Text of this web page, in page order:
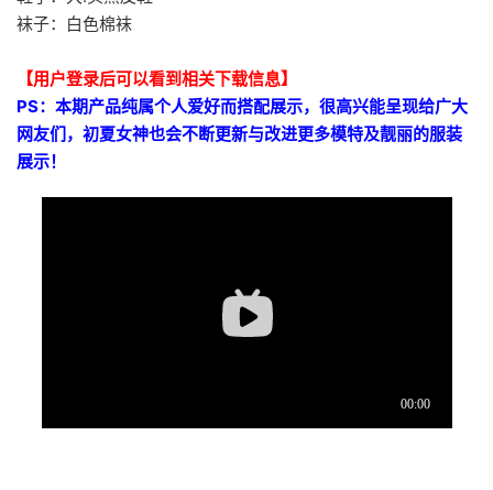
袜子：白色棉袜
【用户登录后可以看到相关下载信息】
PS：本期产品纯属个人爱好而搭配展示，很高兴能呈现给广大
网友们，初夏女神也会不断更新与改进更多模特及靓丽的服装
展示！